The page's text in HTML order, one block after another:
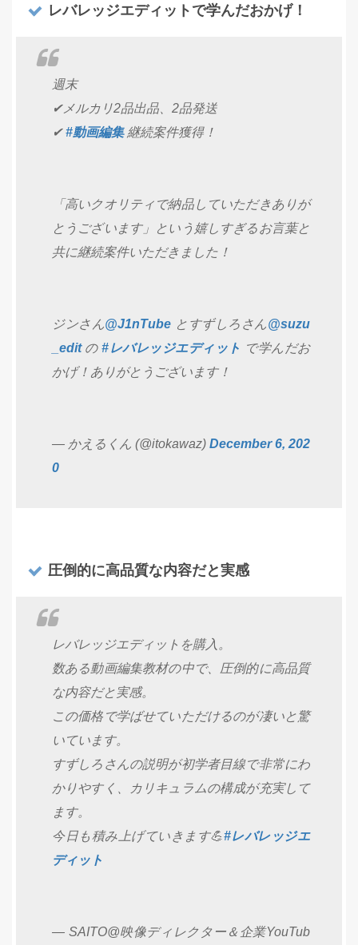
レバレッジエディットで学んだおかげ！
週末
✔︎メルカリ2品出品、2品発送
✔︎#動画編集継続案件獲得！
「高いクオリティで納品していただきありが
とうございます」という嬉しすぎるお言葉と
共に継続案件いただきました！
ジンさん@J1nTube とすずしろさん@suzu
_editの#レバレッジエディット で学んだお
かげ！ありがとうございます！
— かえるくん (@itokawaz) December 6, 202
0
圧倒的に高品質な内容だと実感
レバレッジエディットを購入。
数ある動画編集教材の中で、圧倒的に高品質
な内容だと実感。
この価格で学ばせていただけるのが凄いと驚
いています。
すずしろさんの説明が初学者目線で非常にわ
かりやすく、カリキュラムの構成が充実して
ます。
今日も積み上げていきます💪#レバレッジエ
ディット
— SAITO@映像ディレクター＆企業YouTub